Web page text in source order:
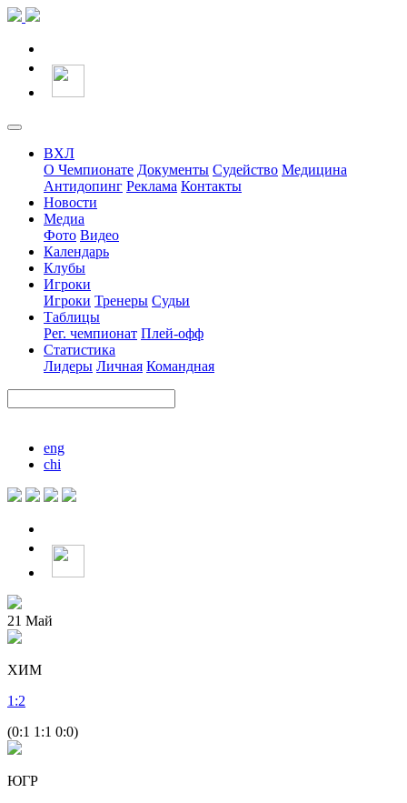
ВХЛ
О Чемпионате Документы Судейство Медицина
Антидопинг Реклама Контакты
Новости
Медиа
Фото Видео
Календарь
Клубы
Игроки
Игроки Тренеры Судьи
Таблицы
Рег. чемпионат Плей-офф
Статистика
Лидеры Личная Командная
eng
chi
21 Май
ХИМ
1 :2
(0:1 1:1 0:0)
ЮГР